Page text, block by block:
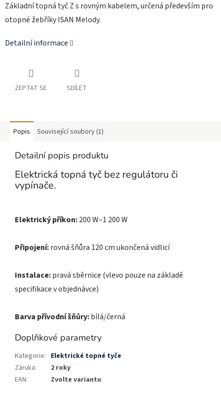
Základní topná tyč Z s rovným kabelem, určená především pro
otopné žebříky ISAN Melody.
Detailní informace
ZEPTAT SE SDÍLET
Popis Související soubory (1)
Detailní popis produktu
Elektrická topná tyč bez regulátoru či
vypínače.
Elektrický příkon:200 W–1 200 W
Připojení:rovná šňůra 120 cm ukončená vidlicí
Instalace:pravá sběrnice (vlevo pouze na základě
specifikace v objednávce)
Barva přívodní šňůry:bílá/černá
Doplňkové parametry
Kategorie: Elektrické topné tyče
Záruka:
2 roky
EAN: Zvolte variantu